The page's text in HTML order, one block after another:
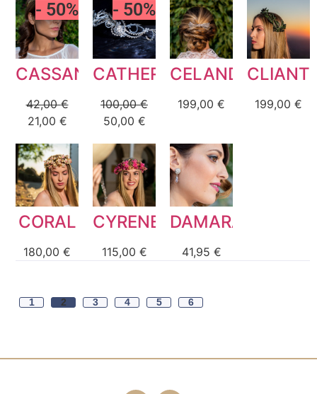
- 50%
CASSANDRA
42,00€
21,00 €
- 50%
CATHERINE
100,00€
50,00 €
CELANDIA
199,00 € 199,00 €
CORAL
180,00 €
CYRENE
115,00 €
DAMARA
41,95 €
1 2 3 4 5 6